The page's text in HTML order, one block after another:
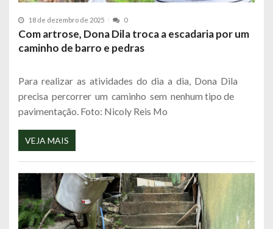
18 de dezembro de 2025 0
Com artrose, Dona Dila troca a escadaria por um
caminho de barro e pedras
Para realizar as atividades do dia a dia, Dona Dila
precisa percorrer um caminho sem nenhum tipo de
pavimentação. Foto: Nicoly Reis Mo
VEJA MAIS